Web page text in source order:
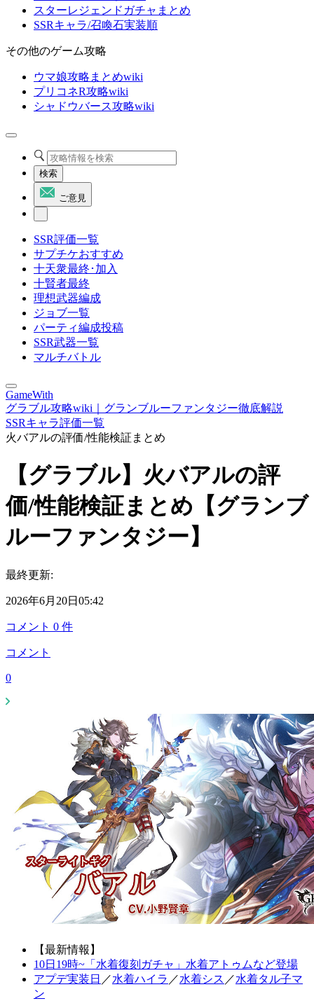
スターレジェンドガチャまとめ
SSRキャラ/召喚石実装順
その他のゲーム攻略
ウマ娘攻略まとめwiki
プリコネR攻略wiki
シャドウバース攻略wiki
検索
ご意見
SSR評価一覧
サプチケおすすめ
十天衆最終･加入
十賢者最終
理想武器編成
ジョブ一覧
パーティ編成投稿
SSR武器一覧
マルチバトル
GameWith
グラブル攻略wiki｜グランブルーファンタジー徹底解説
SSRキャラ評価一覧
火バアルの評価/性能検証まとめ
【グラブル】火バアルの評
価/性能検証まとめ【グランブ
ルーファンタジー】
最終更新:
2026年6月20日05:42
コメント 0 件
コメント
0
【最新情報】
10日19時~「水着復刻ガチャ」水着アトゥムなど登場
アプデ実装日 ／水着ハイラ ／水着シス ／水着タル子マ
ン